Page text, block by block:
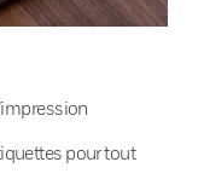
pour tout